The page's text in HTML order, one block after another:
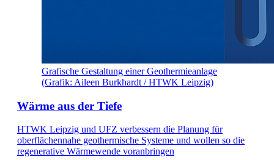
Grafische Gestaltung einer Geothermieanlage
(Grafik: Aileen Burkhardt / HTWK Leipzig)
Wärme aus der Tiefe
HTWK Leipzig und UFZ verbessern die Planung für
oberflächennahe geothermische Systeme und wollen so die
regenerative Wärmewende voranbringen